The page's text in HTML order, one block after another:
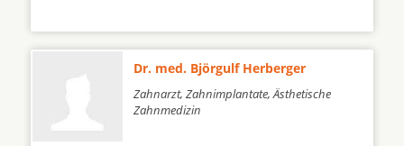
Dr. med. Björgulf Herberger
Zahnarzt, Zahnimplantate, Ästhetische
Zahnmedizin